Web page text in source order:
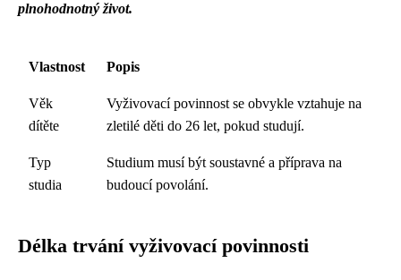
plnohodnotný život.
Vlastnost Popis
Věk
dítěte
Vyživovací povinnost se obvykle vztahuje na
zletilé děti do 26 let, pokud studují.
Typ
studia
Studium musí být soustavné a příprava na
budoucí povolání.
Délka trvání vyživovací povinnosti